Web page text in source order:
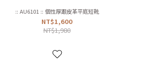
:: AU6101 :: 個性厚跟皮革平底短靴
NT$1,600
NT$1,980